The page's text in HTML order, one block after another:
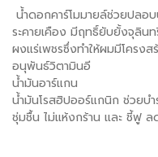
น้ำดอกคาร์โมมายล์ช่วยปลอ
ระคายเคือง มีฤทธิ์ยับยั้งจุลิน
ผงแร่เพชรซึ่งทำให้ผมมีโครง
อนุพันธ์วิตามินอี
น้ำมันอาร์แกน
น้ำมันโรสฮิปออร์แกนิก ช่วยบำ
ชุ่มชื้น ไม่แห้งกร้าน และ ชี้ฟู